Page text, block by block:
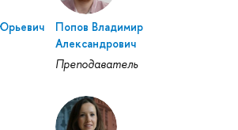
Попов Владимир
Александрович
Преподаватель